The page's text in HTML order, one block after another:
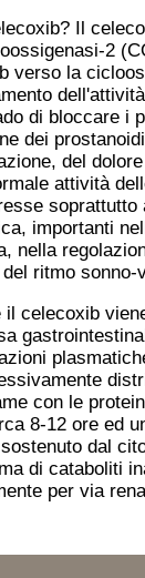
Il
2
verso la
di bloccare i
dei
del
attività
soprattutto
importanti
nella
ritmo sonno-
celecoxib
con le
8-12 ore ed
dal
di cataboliti
per via